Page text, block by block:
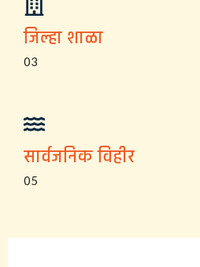
जिल्हा शाळा
03
सार्वजनिक विहीर
05